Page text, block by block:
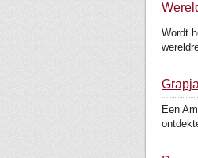
Wordt
Een